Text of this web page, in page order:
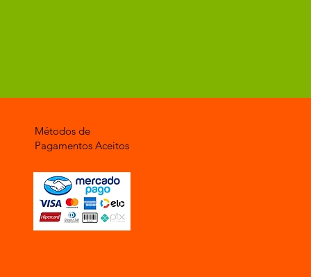
Métodos de
Pagamentos Aceitos